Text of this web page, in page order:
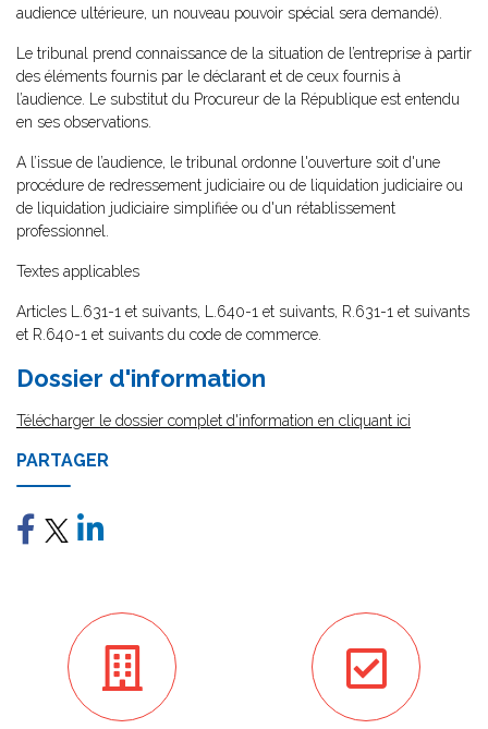
audience ultérieure, un nouveau pouvoir spécial sera demandé).
Le tribunal prend connaissance de la situation de l’entreprise à partir
des éléments fournis par le déclarant et de ceux fournis à
l’audience. Le substitut du Procureur de la République est entendu
en ses observations.
A l’issue de l’audience, le tribunal ordonne l'ouverture soit d'une
procédure de redressement judiciaire ou de liquidation judiciaire ou
de liquidation judiciaire simplifiée ou d'un rétablissement
professionnel.
Textes applicables
Articles L.631-1 et suivants, L.640-1 et suivants, R.631-1 et suivants
et R.640-1 et suivants du code de commerce.
Dossier d'information
Télécharger le dossier complet d'information en cliquant ici
PARTAGER